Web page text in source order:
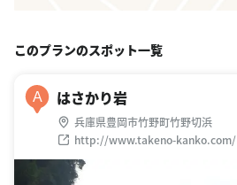
このプランのスポット一覧
A はさかり岩
兵庫県豊岡市竹野町竹野切浜
http://www.takeno-kanko.com/